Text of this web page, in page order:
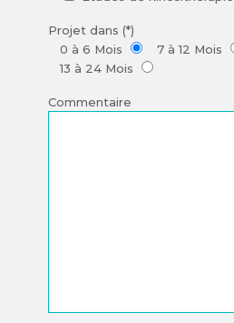
Projet dans (*)
0 à 6 Mois
7 à 12 Mois
13 à 24 Mois
Commentaire